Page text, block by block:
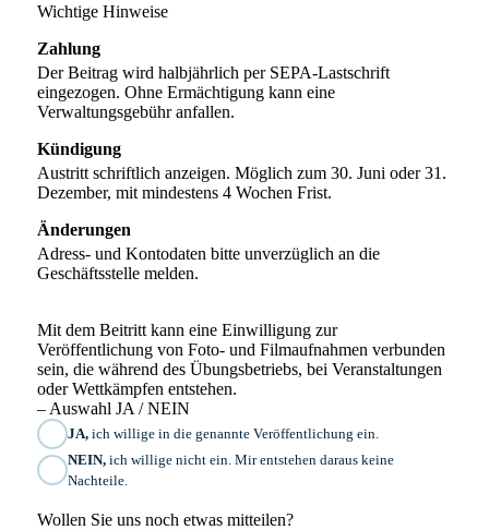
Wichtige Hinweise
Zahlung
Der Beitrag wird halbjährlich per SEPA-Lastschrift
eingezogen. Ohne Ermächtigung kann eine
Verwaltungsgebühr anfallen.
Kündigung
Austritt schriftlich anzeigen. Möglich zum 30. Juni oder 31.
Dezember, mit mindestens 4 Wochen Frist.
Änderungen
Adress- und Kontodaten bitte unverzüglich an die
Geschäftsstelle melden.
Mit dem Beitritt kann eine Einwilligung zur
Veröffentlichung von Foto- und Filmaufnahmen verbunden
sein, die während des Übungsbetriebs, bei Veranstaltungen
oder Wettkämpfen entstehen.
– Auswahl JA / NEIN
JA,ich willige in die genannte Veröffentlichung ein.
NEIN,ich willige nicht ein. Mir entstehen daraus keine
Nachteile.
Wollen Sie uns noch etwas mitteilen?